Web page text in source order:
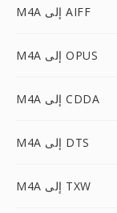
M4A إلى AIFF
M4A إلى OPUS
M4A إلى CDDA
M4A إلى DTS
M4A إلى TXW